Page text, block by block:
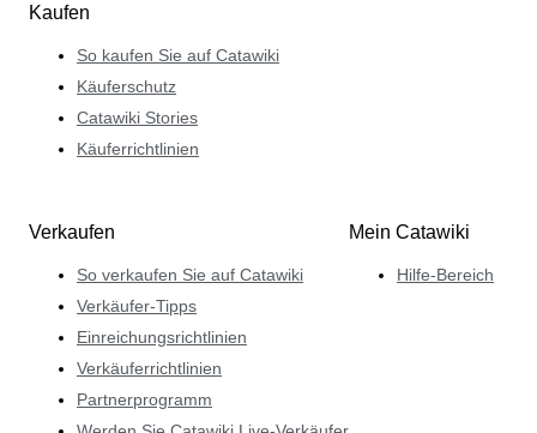
Kaufen
So kaufen Sie auf Catawiki
Käuferschutz
Catawiki Stories
Käuferrichtlinien
Verkaufen
So verkaufen Sie auf Catawiki
Verkäufer-Tipps
Einreichungsrichtlinien
Verkäuferrichtlinien
Partnerprogramm
Mein Catawiki
Hilfe-Bereich